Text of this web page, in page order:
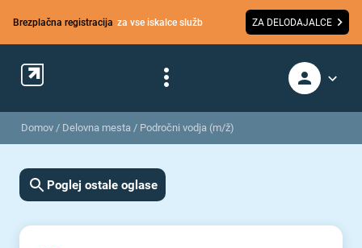
Brezplačna registracija za vse iskalce služb ZA DELODAJALCE
Domov / Delovna mesta / Področni vodja (m/ž)
Poglej ostale oglase